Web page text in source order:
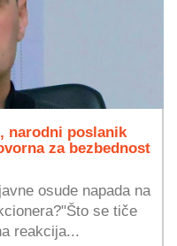
narodni poslanik
za bezbednost
osude napada na
se tiče
reakcija...